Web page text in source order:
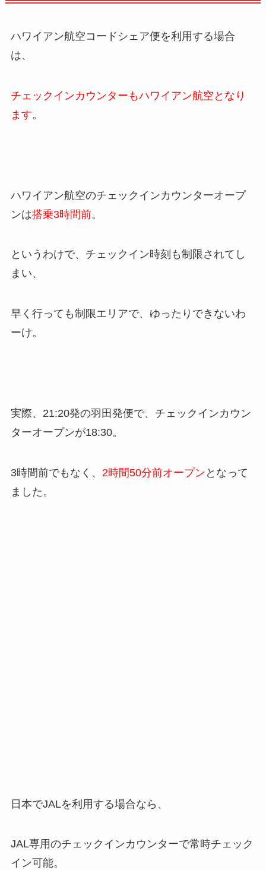
ハワイアン航空コードシェア便を利用する場合
は、
チェックインカウンターもハワイアン航空となり
ます。
ハワイアン航空のチェックインカウンターオープ
ンは搭乗3時間前。
というわけで、チェックイン時刻も制限されてし
まい、
早く行っても制限エリアで、ゆったりできないわ
ーけ。
実際、21:20発の羽田発便で、チェックインカウン
ターオープンが18:30。
3時間前でもなく、 2時間50分前オープン となって
ました。
日本でJALを利用する場合なら、
JAL専用のチェックインカウンターで常時チェック
イン可能。